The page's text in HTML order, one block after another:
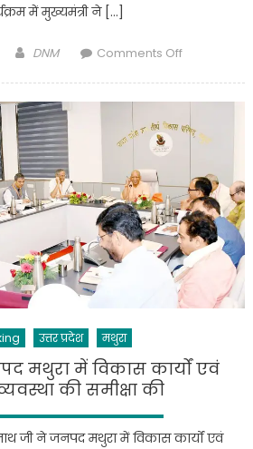
में मुख्यमंत्री ने […]
Author
DNM Comments Offon
के
अब
मथुरा
की
बारी
–
योगी
आदित्यनाथ
उत्तर प्रदेश मथुरा
मथुरा में विकास कार्यों एवं
की समीक्षा की
जी ने जनपद मथुरा में विकास कार्यों एवं